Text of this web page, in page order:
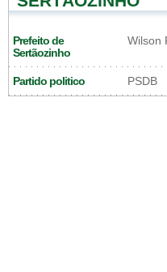
Prefeito de
Sertãozinho
Wilson
Partido politico PSDB